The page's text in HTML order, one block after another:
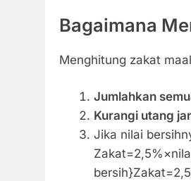
Bagaimana
Menghitung zakat
Jumlahkan
Kurangi utang
Jika nilai